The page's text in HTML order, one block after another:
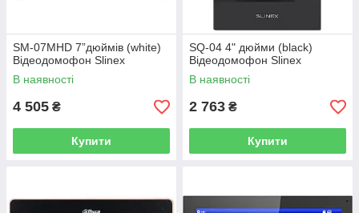
SM-07MHD 7”дюймів (white)
Відеодомофон Slinex
В наявності
4 505 ₴
Купити
SQ-04 4" дюйми (black)
Відеодомофон Slinex
В наявності
2 763 ₴
Купити